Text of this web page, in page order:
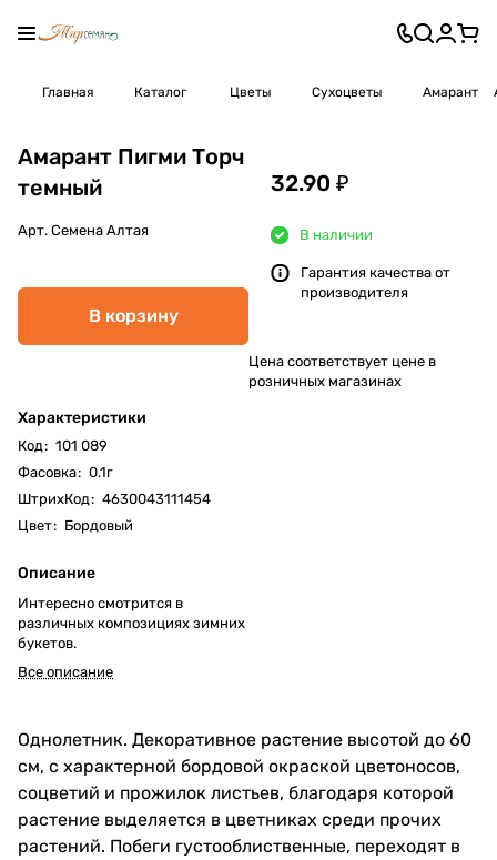
Главная Каталог Цветы Сухоцветы Амарант
Амарант Пигми Торч
темный
Арт. Семена Алтая
В корзину
Характеристики
Код: 101 089
Фасовка: 0.1г
ШтрихКод: 4630043111454
Цвет: Бордовый
Описание
Интересно смотрится в
различных композициях зимних
букетов.
Все описание
32.90 ₽
В наличии
Гарантия качества от
производителя
Цена соответствует цене в
розничных магазинах
Однолетник. Декоративное растение высотой до 60
см, с характерной бордовой окраской цветоносов,
соцветий и прожилок листьев, благодаря которой
растение выделяется в цветниках среди прочих
растений. Побеги густооблиственные, переходят в